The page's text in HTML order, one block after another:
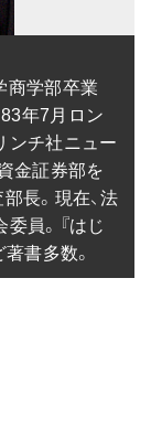
商学部卒業
83年7月ロン
ンチ社ニュー
金証券部を
長。現在、法
員。『はじ
書多数。